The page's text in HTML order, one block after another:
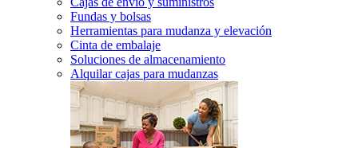
Fundas y bolsas
Herramientas para mudanza y elevación
Cinta de embalaje
Soluciones de almacenamiento
Alquilar cajas para mudanzas